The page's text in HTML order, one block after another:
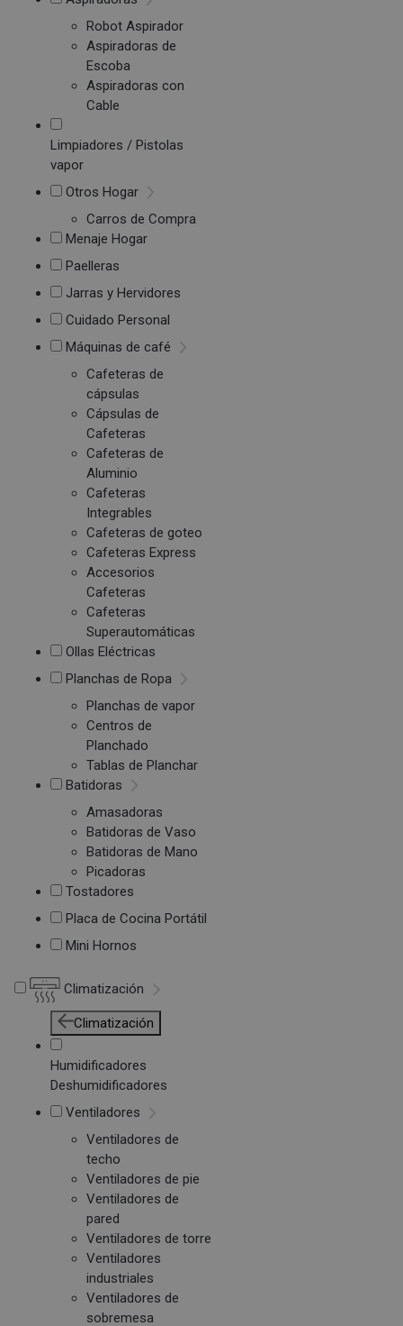
Robot Aspirador
Aspiradoras de
Escoba
Aspiradoras con
Cable
Limpiadores / Pistolas
vapor
Otros Hogar
Carros de Compra
Menaje Hogar
Paelleras
Jarras y Hervidores
Cuidado Personal
Máquinas de café
Cafeteras de
cápsulas
Cápsulas de
Cafeteras
Cafeteras de
Aluminio
Cafeteras
Integrables
Cafeteras de goteo
Cafeteras Express
Accesorios
Cafeteras
Cafeteras
Superautomáticas
Ollas Eléctricas
Planchas de Ropa
Planchas de vapor
Centros de
Planchado
Tablas de Planchar
Batidoras
Amasadoras
Batidoras de Vaso
Batidoras de Mano
Picadoras
Tostadores
Placa de Cocina Portátil
Mini Hornos
Climatización
Climatización
Humidificadores
Deshumidificadores
Ventiladores
Ventiladores de
techo
Ventiladores de pie
Ventiladores de
pared
Ventiladores de torre
Ventiladores
industriales
Ventiladores de
sobremesa